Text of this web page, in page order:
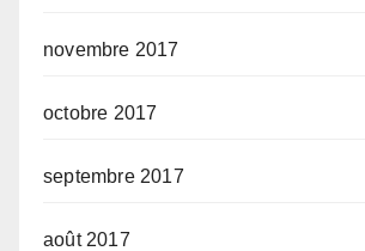
novembre 2017
octobre 2017
septembre 2017
août 2017